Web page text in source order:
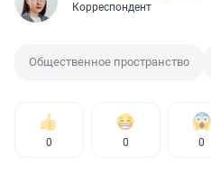
Корреспондент
Общественное пространство
0 0 0